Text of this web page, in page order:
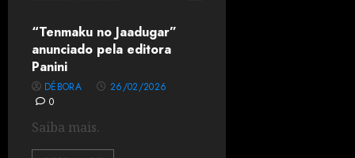
“Tenmaku no Jaadugar”
anunciado pela editora
Panini
DÉBORA
26/02/2026
0
Saiba mais.